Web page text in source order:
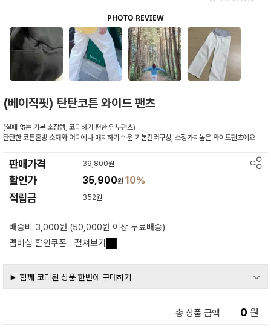
(베이직핏) 탄탄코튼 와이드 팬츠
(실패 없는 기본 소장템, 코디하기 편한 임부팬츠)
탄탄한 코튼혼방 소재와 어디에나 매치하기 쉬운 기본컬러구성, 소장가치높은 와이드팬츠에요
판매가격 39,800원
할인가 35,900원10%
적립금 352원
배송비 3,000원 (50,000원 이상 무료배송)
멤버십 할인쿠폰
펼쳐보기
함께 코디된 상품 한번에 구매하기
총 상품 금액 0 원